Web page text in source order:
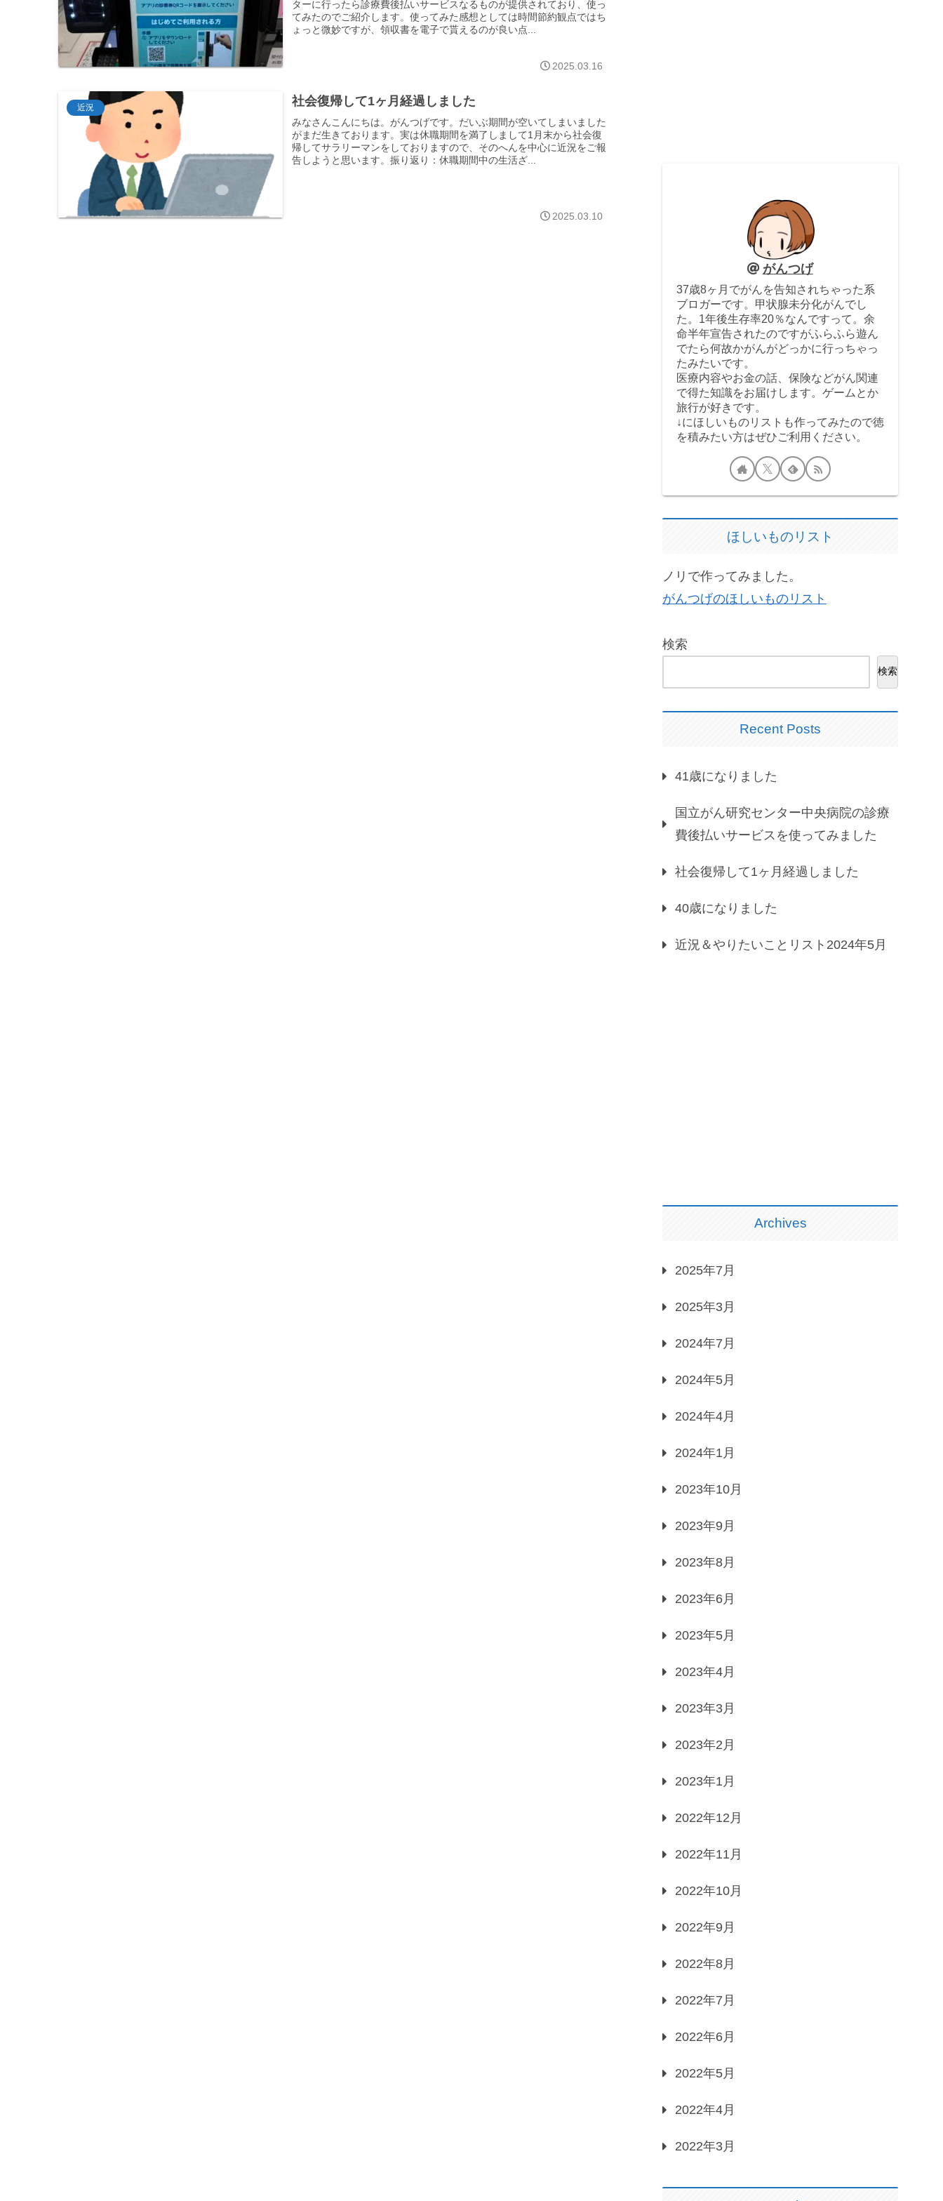
ターに行ったら診療費後払いサービスなるものが提供されており、使っ
てみたのでご紹介します。使ってみた感想としては時間節約観点ではち
ょっと微妙ですが、領収書を電子で貰えるのが良い点...
2025.03.16
近況 社会復帰して1ヶ月経過しました
みなさんこんにちは。がんつげです。だいぶ期間が空いてしまいました
がまだ生きております。実は休職期間を満了しまして1月末から社会復
帰してサラリーマンをしておりますので、そのへんを中心に近況をご報
告しようと思います。振り返り：休職期間中の生活ざ...
2025.03.10
がんつげ
37歳8ヶ月でがんを告知されちゃった系
ブロガーです。甲状腺未分化がんでし
た。1年後生存率20％なんですって。余
命半年宣告されたのですがふらふら遊ん
でたら何故かがんがどっかに行っちゃっ
たみたいです。
医療内容やお金の話、保険などがん関連
で得た知識をお届けします。ゲームとか
旅行が好きです。
↓にほしいものリストも作ってみたので徳
を積みたい方はぜひご利用ください。
ほしいものリスト
ノリで作ってみました。
がんつげのほしいものリスト
検索
検索
Recent Posts
41歳になりました
国立がん研究センター中央病院の診療
費後払いサービスを使ってみました
社会復帰して1ヶ月経過しました
40歳になりました
近況＆やりたいことリスト2024年5月
Archives
2025年7月
2025年3月
2024年7月
2024年5月
2024年4月
2024年1月
2023年10月
2023年9月
2023年8月
2023年6月
2023年5月
2023年4月
2023年3月
2023年2月
2023年1月
2022年12月
2022年11月
2022年10月
2022年9月
2022年8月
2022年7月
2022年6月
2022年5月
2022年4月
2022年3月